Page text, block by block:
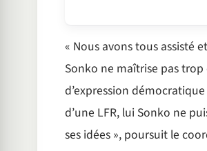
« Nous avons tous assisté
Sonko ne maîtrise pas
d’expression
d’une LFR, lui Sonko ne
ses idées », poursuit le